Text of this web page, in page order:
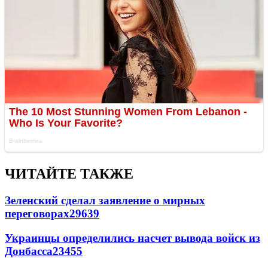
ЧИТАЙТЕ ТАКЖЕ
Зеленский сделал заявление о мирных
переговорах29639
Украинцы определились насчет вывода войск из
Донбасса23455